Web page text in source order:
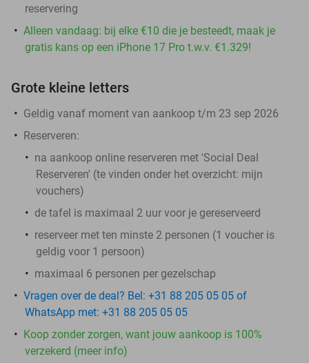
reservering
Alleen vandaag: bij elke €10 die je besteedt, maak je
gratis kans op een iPhone 17 Pro t.w.v. €1.329!
Grote kleine letters
Geldig vanaf moment van aankoop t/m 23 sep 2026
Reserveren:
na aankoop online reserveren met 'Social Deal
Reserveren' (te vinden onder het overzicht: mijn
vouchers)
de tafel is maximaal 2 uur voor je gereserveerd
reserveer met ten minste 2 personen (1 voucher is
geldig voor 1 persoon)
maximaal 6 personen per gezelschap
Vragen over de deal? Bel: +31 88 205 05 05 of
WhatsApp met: +31 88 205 05 05
Koop zonder zorgen, want jouw aankoop is 100%
verzekerd (meer info)